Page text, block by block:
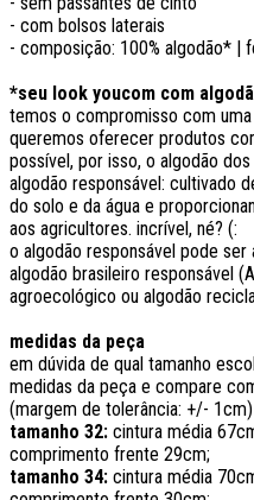
- com bolsos laterais
- composição: 100% algodão* |
*seu look youcom com
temos o compromisso com
queremos oferecer produtos
possível, por isso, o algodão
algodão responsável: cultivado
do solo e da água e
aos agricultores. incrível, né? (:
o algodão responsável pode
algodão brasileiro responsável
agroecológico ou algodão
medidas da peça
em dúvida de qual tamanho
medidas da peça e compare
(margem de tolerância: +/- 1cm)
tamanho 32: cintura média
comprimento frente 29cm;
tamanho 34: cintura média